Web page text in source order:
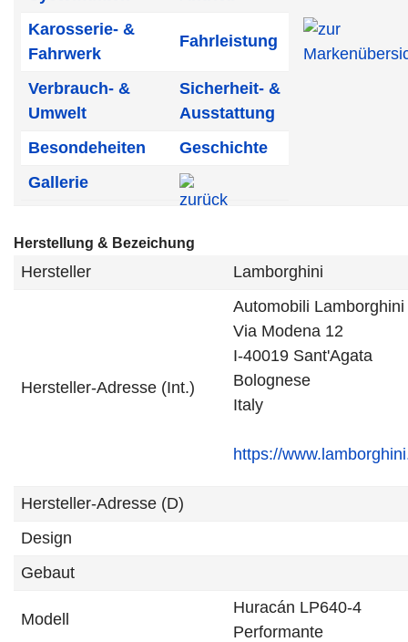
Karosserie- &
Fahrwerk
Fahrleistung
Verbrauch- &
Umwelt
Sicherheit- &
Ausstattung
Besondeheiten
Geschichte
Gallerie
Herstellung & Bezeichung
Hersteller Lamborghini
Hersteller-Adresse (Int.)
Automobili Lamborghini
Via Modena 12
I-40019 Sant'Agata
Bolognese
Italy
https://
Hersteller-Adresse (D)
Design
Gebaut
Modell
Huracán LP640-4
Performante